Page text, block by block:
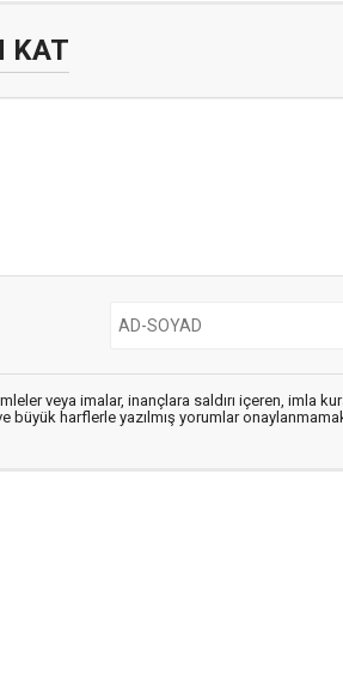
KAT
veya imalar, inançlara saldırı içeren, imla
büyük harflerle yazılmış yorumlar